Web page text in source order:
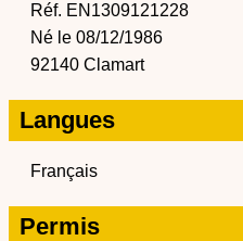
Réf. EN1309121228
Né le 08/12/1986
92140 Clamart
Langues
Français
Permis